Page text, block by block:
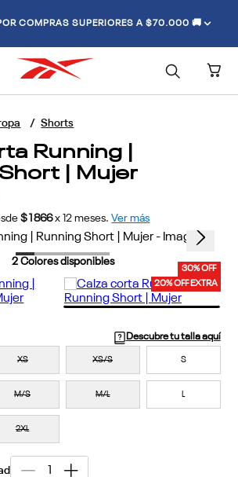
COMPRAS SUPERIORES A $70.000 🚚
Shorts
Running |
| Mujer
$1866 x 12 meses. Ver más
30% OFF
20% OFF EXTRA
2Colores disponibles
Descubre tu talla aquí
XS XS/S S
M/S M/L L
2XL